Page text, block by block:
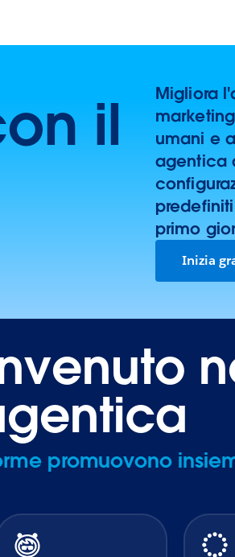
il
Migliora
umani e
agentica
primo
Inizia
promuovono